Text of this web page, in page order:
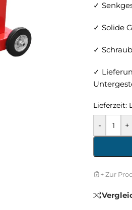
✓
✓ Solide
✓
✓
Lieferzeit:
- +
+ Zur